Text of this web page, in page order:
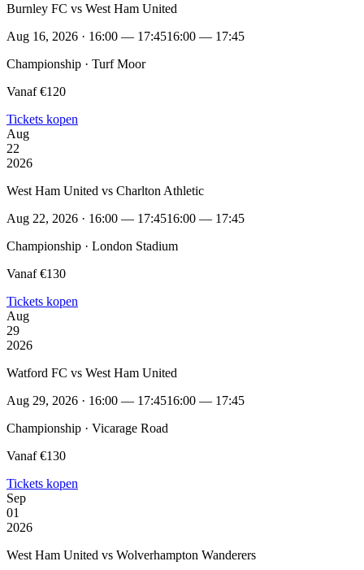
Burnley FC vs West Ham United
Aug 16, 2026 · 16:00 — 17:4516:00 — 17:45
Championship · Turf Moor
Vanaf €120
Tickets kopen
Aug
22
2026
West Ham United vs Charlton Athletic
Aug 22, 2026 · 16:00 — 17:4516:00 — 17:45
Championship · London Stadium
Vanaf €130
Tickets kopen
Aug
29
2026
Watford FC vs West Ham United
Aug 29, 2026 · 16:00 — 17:4516:00 — 17:45
Championship · Vicarage Road
Vanaf €130
Tickets kopen
Sep
01
2026
West Ham United vs Wolverhampton Wanderers